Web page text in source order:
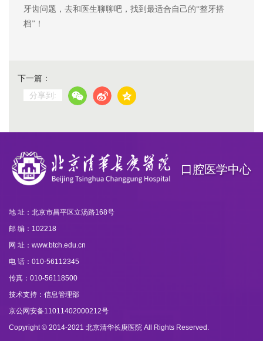
牙齿问题，去和医生聊聊吧，找到最适合自己的“整牙搭
档”！
下一篇：
分享到:
口腔医学中心
地 址：北京市昌平区立汤路168号
邮 编：102218
网 址：www.btch.edu.cn
电 话：010-56112345
传真：010-56118500
技术支持：信息管理部
京公网安备11011402000212号
Copyright © 2014-2021 北京清华长庚医院 All Rights Reserved.